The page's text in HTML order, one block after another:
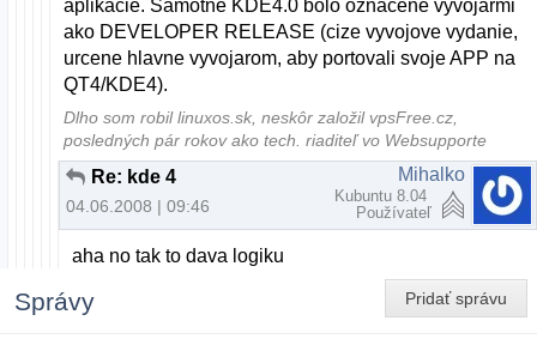
aplikacie. Samotne KDE4.0 bolo oznacene vyvojarmi
ako DEVELOPER RELEASE (cize vyvojove vydanie,
urcene hlavne vyvojarom, aby portovali svoje APP na
QT4/KDE4).
Dlho som robil linuxos.sk, neskôr založil vpsFree.cz,
posledných pár rokov ako tech. riaditeľ vo Websupporte
Re: kde 4
04.06.2008 | 09:46
Mihalko
Kubuntu 8.04
Používateľ
aha no tak to dava logiku
Pridať správu
Správy